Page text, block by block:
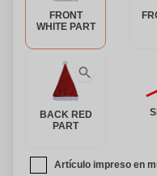
FRONT
WHITE PART
BACK RED
PART
Artículo impreso en